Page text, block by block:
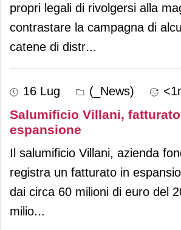
propri legali di rivolgersi alla
contrastare la campagna di
catene di distr...
16 Lug (_News)
Salumificio Villani,
espansione
Il salumificio Villani, azienda
registra un fatturato in
dai circa 60 milioni di euro del
milio...